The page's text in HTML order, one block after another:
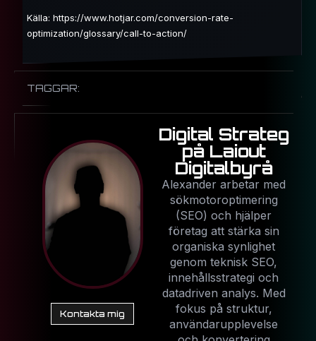
Källa: https://www.hotjar.com/conversion-rate-
optimization/glossary/call-to-action/
TAGGAR:
Kontakta mig
Digital Strateg
på Laiout
Digitalbyrå
Alexander arbetar med
sökmotoroptimering
(SEO) och hjälper
företag att stärka sin
organiska synlighet
genom teknisk SEO,
innehållsstrategi och
datadriven analys. Med
fokus på struktur,
användarupplevelse